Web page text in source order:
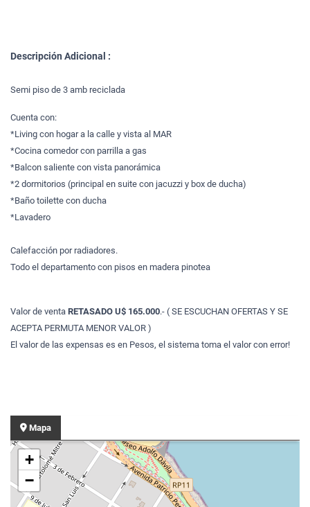
Descripción Adicional :
Semi piso de 3 amb reciclada
Cuenta con:
*Living con hogar a la calle y vista al MAR
*Cocina comedor con parrilla a gas
*Balcon saliente con vista panorámica
*2 dormitorios (principal en suite con jacuzzi y box de ducha)
*Baño toilette con ducha
*Lavadero
Calefacción por radiadores.
Todo el departamento con pisos en madera pinotea
Valor de venta RETASADO U$ 165.000.- ( SE ESCUCHAN OFERTAS Y SE
ACEPTA PERMUTA MENOR VALOR )
El valor de las expensas es en Pesos, el sistema toma el valor con error!
Mapa
+
−